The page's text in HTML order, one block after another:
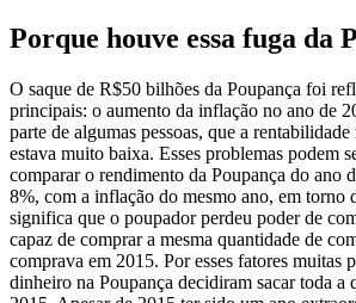
Porque houve essa fuga da
O saque de R$50 bilhões da Poupança foi
principais: o aumento da inflação no ano de
parte de algumas pessoas, que a
estava muito baixa. Esses problemas podem
comparar o rendimento da Poupança do ano
8%, com a inflação do mesmo ano, em torno
significa que o poupador perdeu poder de
capaz de comprar a mesma quantidade de
comprava em 2015. Por esses fatores muitas
dinheiro na Poupança decidiram sacar toda a